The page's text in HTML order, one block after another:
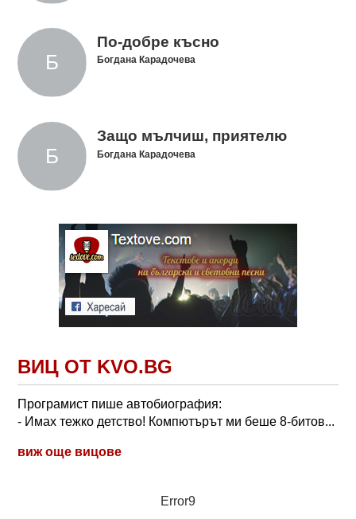
По-добре късно
Богдана Карадочева
Защо мълчиш, приятелю
Богдана Карадочева
ВИЦ ОТ KVO.BG
Програмист пише автобиография:
- Имах тежко детство! Компютърът ми беше 8-битов...
виж още вицове
Error9